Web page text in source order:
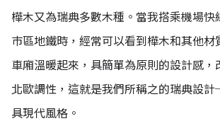
樺木又為瑞典多數木種。當我搭乘機場快
巿區地鐵時，經常可以看到樺木和其他材
車廂溫暖起來，具簡單為原則的設計感，
北歐調性，這就是我們所稱之的瑞典設
具現代風格。